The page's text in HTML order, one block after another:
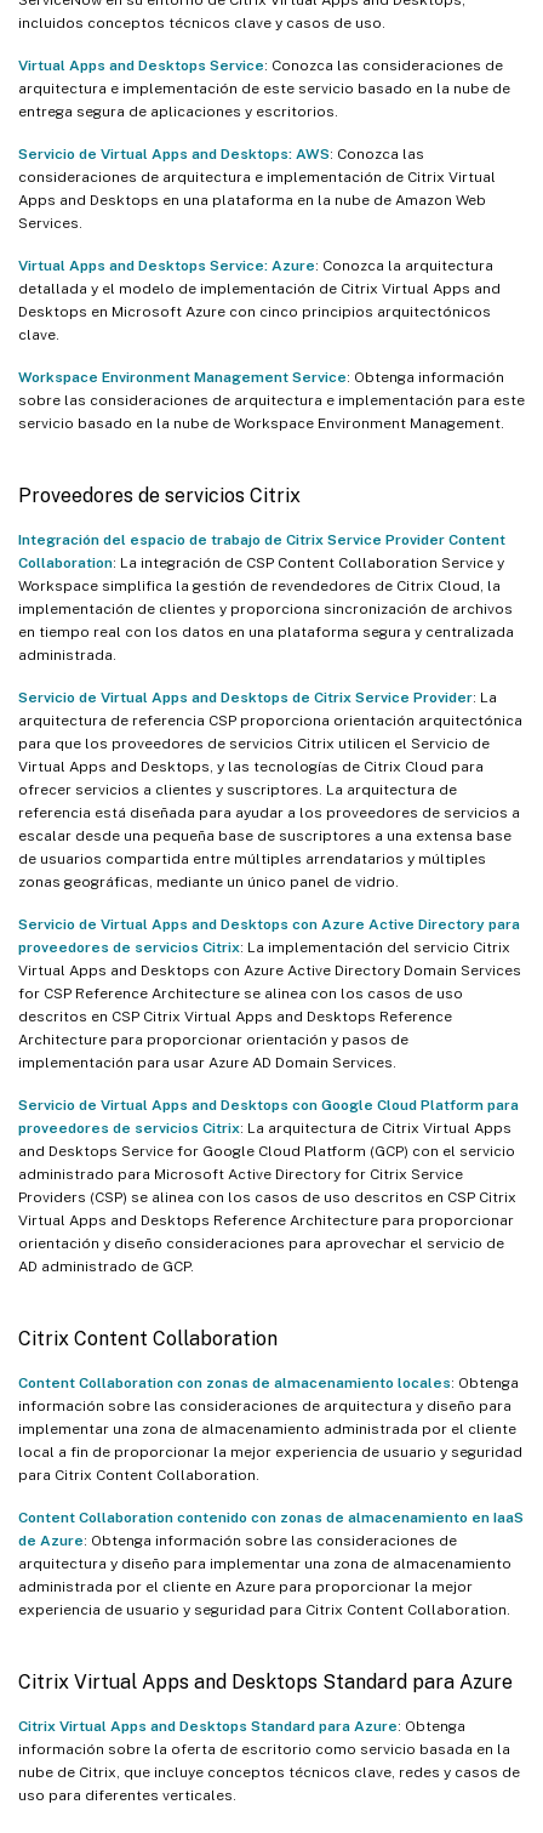
incluidos conceptos técnicos clave y casos de uso.
Virtual Apps and Desktops Service: Conozca las consideraciones de
arquitectura e implementación de este servicio basado en la nube de
entrega segura de aplicaciones y escritorios.
Servicio de Virtual Apps and Desktops: AWS: Conozca las
consideraciones de arquitectura e implementación de Citrix Virtual
Apps and Desktops en una plataforma en la nube de Amazon Web
Services.
Virtual Apps and Desktops Service: Azure: Conozca la arquitectura
detallada y el modelo de implementación de Citrix Virtual Apps and
Desktops en Microsoft Azure con cinco principios arquitectónicos
clave.
Workspace Environment Management Service: Obtenga información
sobre las consideraciones de arquitectura e implementación para este
servicio basado en la nube de Workspace Environment Management.
Proveedores de servicios Citrix
Integración del espacio de trabajo de Citrix Service Provider Content
Collaboration: La integración de CSP Content Collaboration Service y
Workspace simplifica la gestión de revendedores de Citrix Cloud, la
implementación de clientes y proporciona sincronización de archivos
en tiempo real con los datos en una plataforma segura y centralizada
administrada.
Servicio de Virtual Apps and Desktops de Citrix Service Provider: La
arquitectura de referencia CSP proporciona orientación arquitectónica
para que los proveedores de servicios Citrix utilicen el Servicio de
Virtual Apps and Desktops, y las tecnologías de Citrix Cloud para
ofrecer servicios a clientes y suscriptores. La arquitectura de
referencia está diseñada para ayudar a los proveedores de servicios a
escalar desde una pequeña base de suscriptores a una extensa base
de usuarios compartida entre múltiples arrendatarios y múltiples
zonas geográficas, mediante un único panel de vidrio.
Servicio de Virtual Apps and Desktops con Azure Active Directory para
proveedores de servicios Citrix: La implementación del servicio Citrix
Virtual Apps and Desktops con Azure Active Directory Domain Services
for CSP Reference Architecture se alinea con los casos de uso
descritos en CSP Citrix Virtual Apps and Desktops Reference
Architecture para proporcionar orientación y pasos de
implementación para usar Azure AD Domain Services.
Servicio de Virtual Apps and Desktops con Google Cloud Platform para
proveedores de servicios Citrix: La arquitectura de Citrix Virtual Apps
and Desktops Service for Google Cloud Platform (GCP) con el servicio
administrado para Microsoft Active Directory for Citrix Service
Providers (CSP) se alinea con los casos de uso descritos en CSP Citrix
Virtual Apps and Desktops Reference Architecture para proporcionar
orientación y diseño consideraciones para aprovechar el servicio de
AD administrado de GCP.
Citrix Content Collaboration
Content Collaboration con zonas de almacenamiento locales: Obtenga
información sobre las consideraciones de arquitectura y diseño para
implementar una zona de almacenamiento administrada por el cliente
local a fin de proporcionar la mejor experiencia de usuario y seguridad
para Citrix Content Collaboration.
Content Collaboration contenido con zonas de almacenamiento en IaaS
de Azure: Obtenga información sobre las consideraciones de
arquitectura y diseño para implementar una zona de almacenamiento
administrada por el cliente en Azure para proporcionar la mejor
experiencia de usuario y seguridad para Citrix Content Collaboration.
Citrix Virtual Apps and Desktops Standard para Azure
Citrix Virtual Apps and Desktops Standard para Azure: Obtenga
información sobre la oferta de escritorio como servicio basada en la
nube de Citrix, que incluye conceptos técnicos clave, redes y casos de
uso para diferentes verticales.